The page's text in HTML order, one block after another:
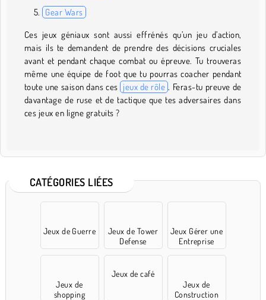
Gear Wars
Ces jeux géniaux sont aussi effrénés qu’un jeu d’action,
mais ils te demandent de prendre des décisions cruciales
avant et pendant chaque combat ou épreuve. Tu trouveras
même une équipe de foot que tu pourras coacher pendant
toute une saison dans ces jeux de rôle . Feras-tu preuve de
davantage de ruse et de tactique que tes adversaires dans
ces jeux en ligne gratuits ?
CATÉGORIES LIÉES
Jeux de Guerre
Jeux de Tower
Defense
Jeux Gérer une
Entreprise
Jeux de
shopping
Jeux de café
Jeux de
Construction